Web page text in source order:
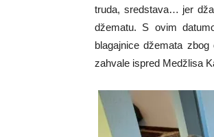
truda, sredstava… jer
džematu. S ovim
blagajnice džemata
zahvale ispred Medžlisa